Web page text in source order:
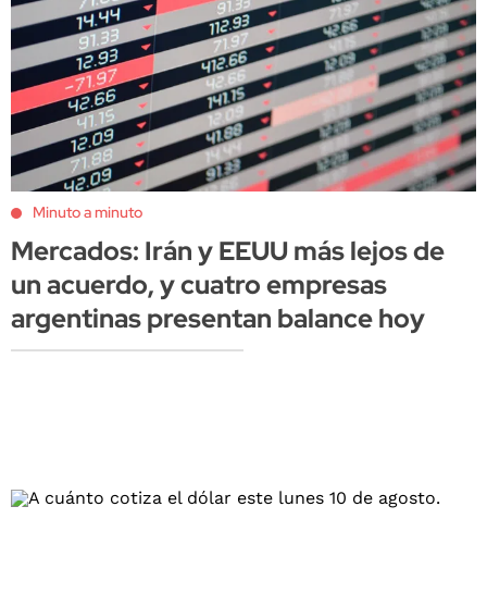
Minuto a minuto
Mercados: Irán y EEUU más lejos de
un acuerdo, y cuatro empresas
argentinas presentan balance hoy